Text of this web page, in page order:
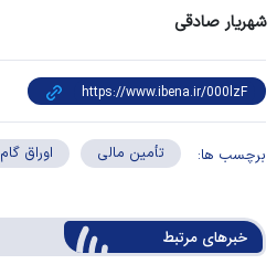
شهریار صادقی
برچسب ها: تأمین مالی اوراق گام
خبرهای مرتبط